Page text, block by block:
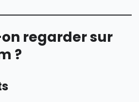
regarder sur
?